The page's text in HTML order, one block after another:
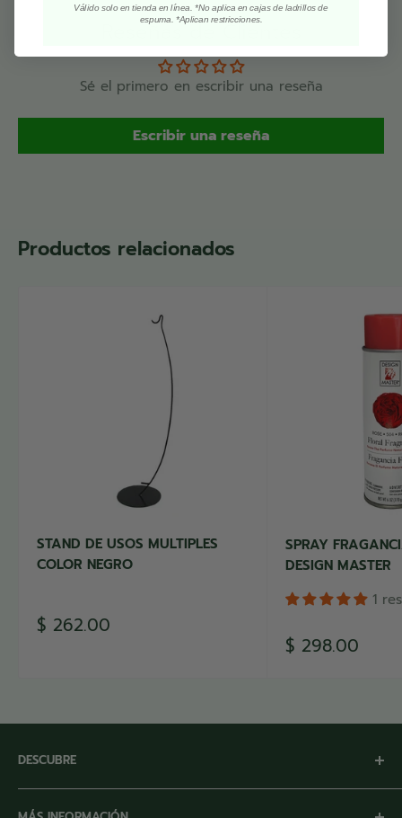
Reseñas de Clientes
Sé el primero en escribir una reseña
Escribir una reseña
Productos relacionados
STAND DE USOS MULTIPLES
COLOR NEGRO
Precio
de
$ 262.00
SPRAY
DESIGN MASTER
1
Precio
de
$ 298.00
DESCUBRE
Inicio
Válido solo en tienda en línea. *No aplica en cajas de ladrillos de
espuma. *Aplican restricciones.